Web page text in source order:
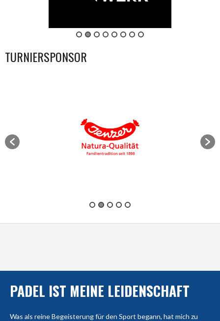
TURNIERSPONSOR
PADEL IST MEINE LEIDENSCHAFT
Was als reine Begeisterung für den Sport begann, hat mich zu